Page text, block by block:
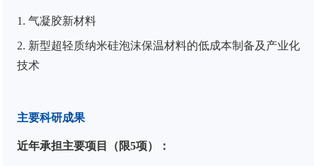
1. 气凝胶新材料
2. 新型超轻质纳米硅泡沫保温材料的低成本制备及 产业化
技术
主要科研成果
近年承担主要项目（限5项）：